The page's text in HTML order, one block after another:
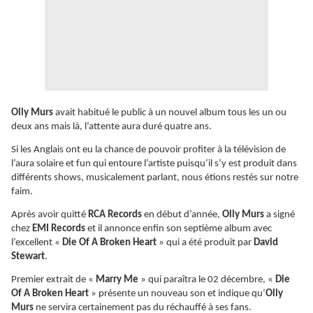
Olly Murs avait habitué le public à un nouvel album tous les un ou
deux ans mais là, l’attente aura duré quatre ans.
Si les Anglais ont eu la chance de pouvoir profiter à la télévision de
l’aura solaire et fun qui entoure l’artiste puisqu’il s’y est produit dans
différents shows, musicalement parlant, nous étions restés sur notre
faim.
Après avoir quitté RCA Records en début d’année, Olly Murs a signé
chez EMI Records et il annonce enfin son septième album avec
l’excellent « Die Of A Broken Heart » qui a été produit par David
Stewart.
Premier extrait de « Marry Me » qui paraîtra le 02 décembre, « Die
Of A Broken Heart » présente un nouveau son et indique qu’Olly
Murs ne servira certainement pas du réchauffé à ses fans.